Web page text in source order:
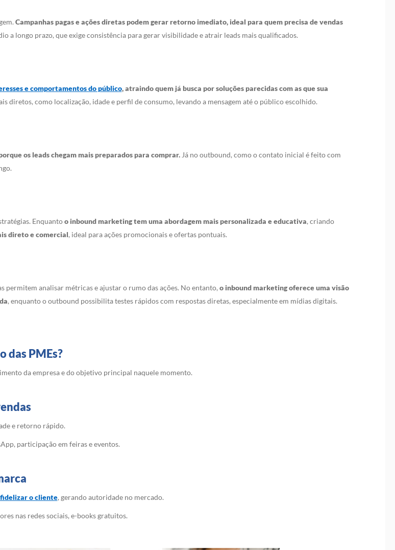
Campanhas pagas e ações diretas podem gerar retorno imediato, ideal para quem precisa de vendas
a longo prazo, que exige consistência para gerar visibilidade e atrair leads mais qualificados.
e comportamentos do público, atraindo quem já busca por soluções parecidas com as que sua
diretos, como localização, idade e perfil de consumo, levando a mensagem até o público escolhido.
os leads chegam mais preparados para comprar.Já no outbound, como o contato inicial é feito com
Enquantoo inbound marketing tem uma abordagem mais personalizada e educativa, criando
direto e comercial, ideal para ações promocionais e ofertas pontuais.
permitem analisar métricas e ajustar o rumo das ações. No entanto, o inbound marketing oferece uma visão
, enquanto o outbound possibilita testes rápidos com respostas diretas, especialmente em mídias digitais.
das PMEs?
da empresa e do objetivo principal naquele momento.
e retorno rápido.
participação em feiras e eventos.
fidelizar o cliente, gerando autoridade no mercado.
nas redes sociais, e-books gratuitos.